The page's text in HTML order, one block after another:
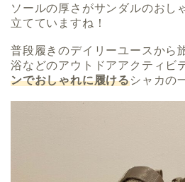
ソールの厚さがサンダルのおし
立てていますね！
普段履きのデイリーユースから
浴などのアウトドアアクティビ
ンでおしゃれに履けるシャカの